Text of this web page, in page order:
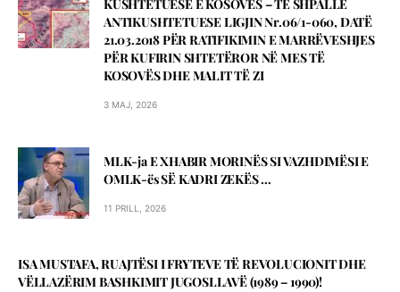
KUSHTETUESE E KOSOVЁS – TЁ SHPALLЁ
ANTIKUSHTETUESE LIGJIN Nr.06/1-060, DATЁ
21.03.2018 PЁR RATIFIKIMIN E MARRЁVESHJES
PЁR KUFIRIN SHTETЁROR NЁ MES TЁ
KOSOVЁS DHE MALIT TЁ ZI
3 MAJ, 2026
MLK-ja E XHABIR MORINЁS SI VAZHDIMЁSI E
OMLK-ës SЁ KADRI ZEKЁS …
11 PRILL, 2026
ISA MUSTAFA, RUAJTËSI I FRYTEVE TË REVOLUCIONIT DHE
VËLLAZËRIM BASHKIMIT JUGOSLLAVË (1989 – 1990)!